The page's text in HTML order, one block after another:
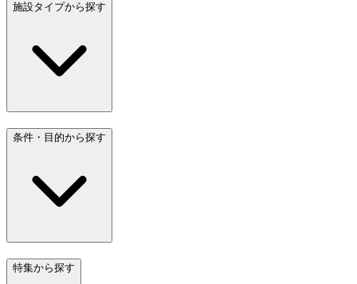
施設タイプから探す
条件・目的から探す
特集から探す